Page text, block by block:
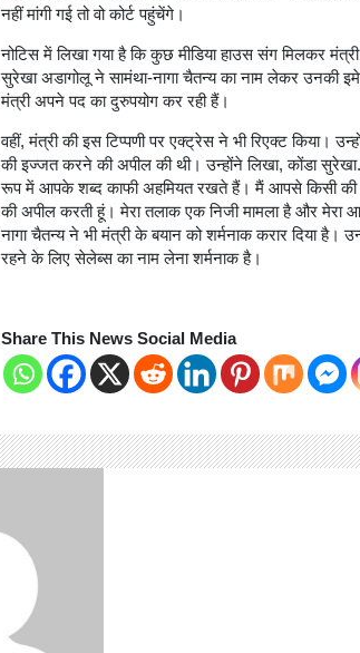
नहीं मांगी गई तो वो कोर्ट पहुंचेंगे।
नोटिस में लिखा गया है कि कुछ मीडिया हाउस संग मिलकर
सुरेखा अडागोलू ने सामंथा-नागा चैतन्य का नाम लेकर उनकी
मंत्री अपने पद का दुरुपयोग कर रही हैं।
वहीं, मंत्री की इस टिप्पणी पर एक्ट्रेस ने भी रिएक्ट किया।
की इज्जत करने की अपील की थी। उन्होंने लिखा, कोंडा
रूप में आपके शब्द काफी अहमियत रखते हैं। मैं आपसे किसी की
की अपील करती हूं। मेरा तलाक एक निजी मामला है और
नागा चैतन्य ने भी मंत्री के बयान को शर्मनाक करार दिया है।
रहने के लिए सेलेब्स का नाम लेना शर्मनाक है।
Share This News Social Media